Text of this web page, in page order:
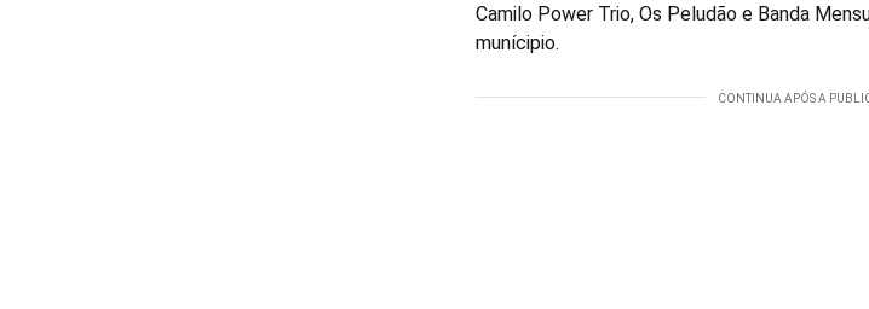
Camilo Power Trio, Os Peludão e Banda
munícipio.